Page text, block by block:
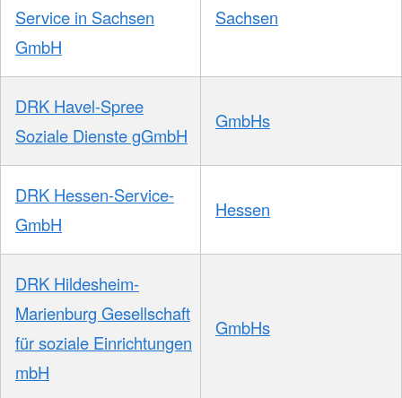
Service in Sachsen
GmbH
Sachsen
DRK Havel-Spree
Soziale Dienste gGmbH
GmbHs
DRK Hessen-Service-
GmbH
Hessen
DRK Hildesheim-
Marienburg Gesellschaft
für soziale Einrichtungen
mbH
GmbHs